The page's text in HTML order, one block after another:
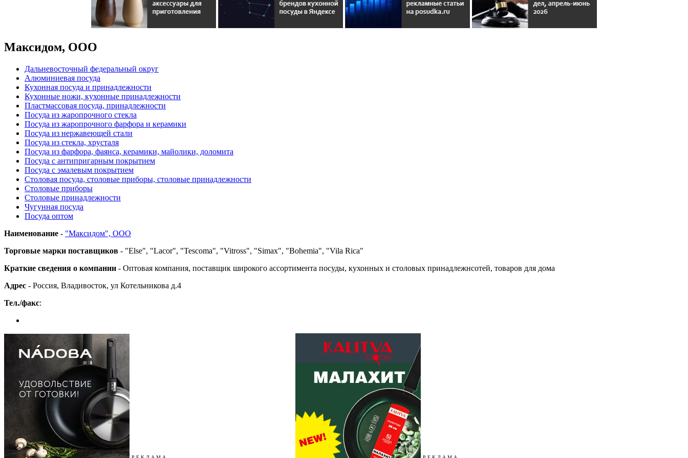
Максидом, ООО
Дальневосточный федеральный округ
Алюминиевая посуда
Кухонная посуда и принадлежности
Кухонные ножи, кухонные принадлежности
Пластмассовая посуда, принадлежности
Посуда из жаропрочного стекла
Посуда из жаропрочного фарфора и керамики
Посуда из нержавеющей стали
Посуда из стекла, хрусталя
Посуда из фарфора, фаянса, керамики, майолики, доломита
Посуда с антипригарным покрытием
Посуда с эмалевым покрытием
Столовая посуда, столовые приборы, столовые принадлежности
Столовые приборы
Столовые принадлежности
Чугунная посуда
Посуда оптом
Наименование - "Максидом", ООО
Торговые марки поставщиков - "Else", "Lacor", "Tescoma", "Vitross", "Simax", "Bohemia", "Vila Rica"
Краткие сведения о компании - Оптовая компания, поставщик широкого ассортимента посуды, кухонных и столовых принадлежнсотей, товаров для дома
Адрес - Россия, Владивосток, ул Котельникова д.4
Тел./факс: